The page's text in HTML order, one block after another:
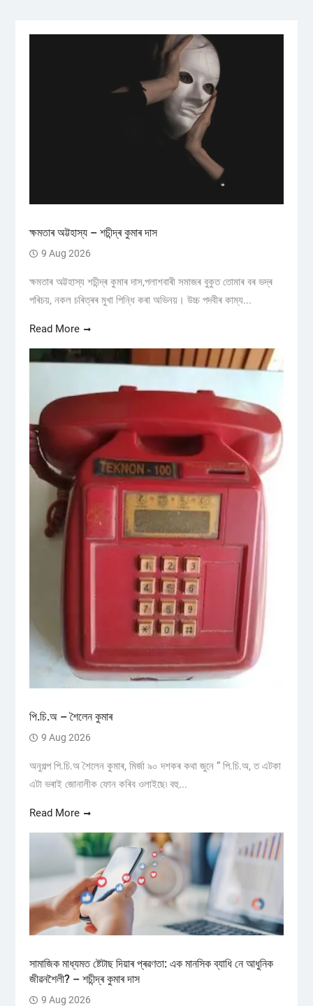
ক্ষমতাৰ অট্টহাস্য – শচীন্দ্ৰ কুমাৰ দাস
9 Aug 2026
ক্ষমতাৰ অট্টহাস্য শচীন্দ্ৰ কুমাৰ দাস,পলাশবাৰী সমাজৰ বুকুত তোমাৰ বৰ ভদ্ৰ
পৰিচয়, নকল চৰিত্ৰৰ মুখা পিন্ধি কৰা অভিনয়। উচ্চ পদবীৰ কাম্য...
Read More
পি.চি.অ – শৈলেন কুমাৰ
9 Aug 2026
অনুগল্প পি.চি.অ শৈলেন কুমাৰ, মিৰ্জা ৯০ দশকৰ কথা জুনে “ পি.চি.অ, ত এটকা
এটা ভৰাই জোনালীক ফোন কৰিব ওলাইছে৷ বহু...
Read More
সামাজিক মাধ্যমত ষ্টেটাছ দিয়াৰ প্ৰৱণতা: এক মানসিক ব্যাধি নে আধুনিক
জীৱনশৈলী? – শচীন্দ্ৰ কুমাৰ দাস
9 Aug 2026